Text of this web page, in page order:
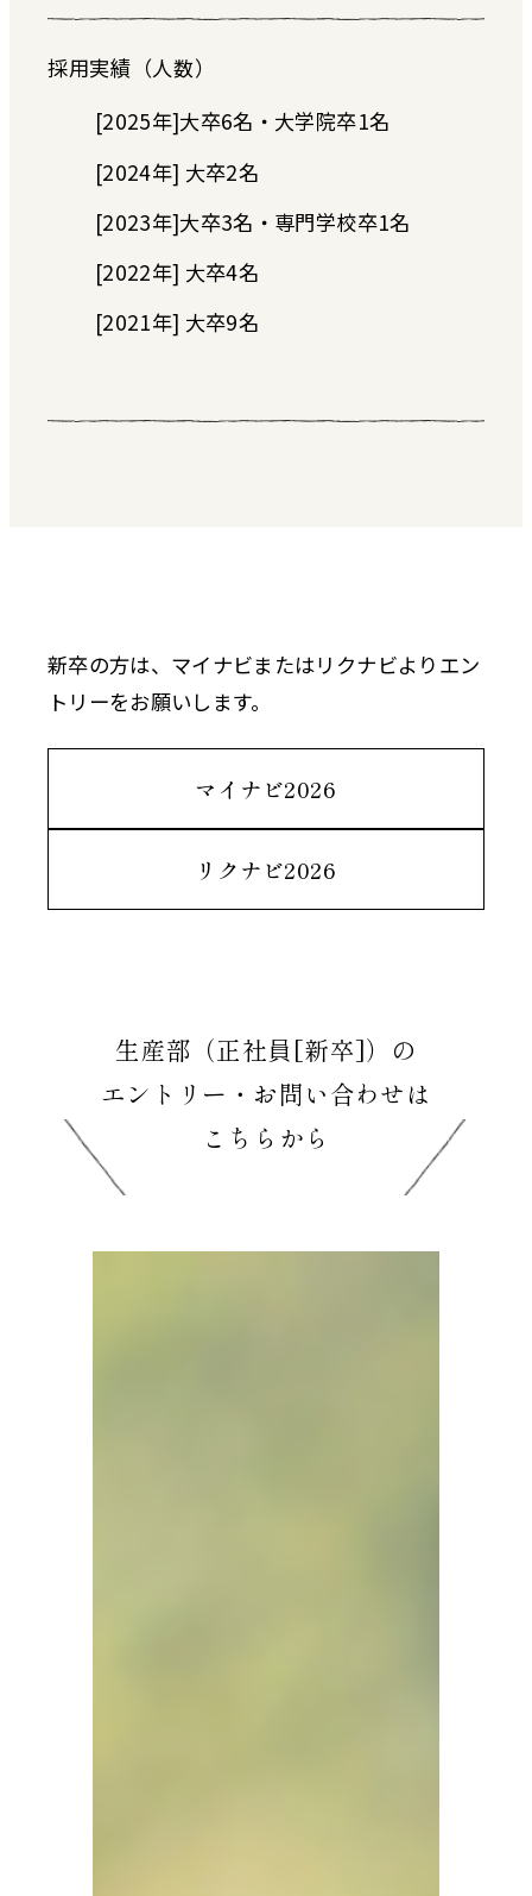
採用実績（人数）
[2025年]大卒6名・大学院卒1名
[2024年] 大卒2名
[2023年]大卒3名・専門学校卒1名
[2022年] 大卒4名
[2021年] 大卒9名
新卒の方は、マイナビまたはリクナビよりエン
トリーをお願いします。
マイナビ2026
リクナビ2026
生産部（正社員[新卒]）の
エントリー・お問い合わせは
こちらから